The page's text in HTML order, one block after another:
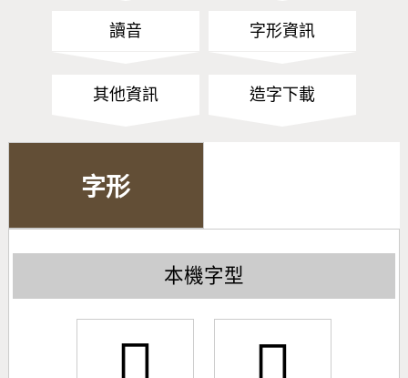
讀音 字形資訊
其他資訊 造字下載
字形
本機字型